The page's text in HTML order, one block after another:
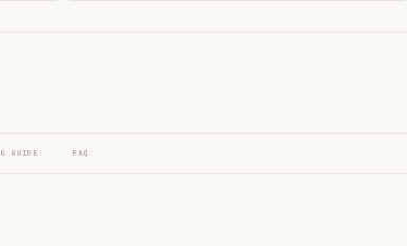
GUIDE FAQ